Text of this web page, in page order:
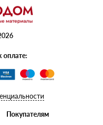
оплате:
Покупателям